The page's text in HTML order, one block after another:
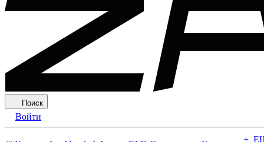
Поиск
Войти
+